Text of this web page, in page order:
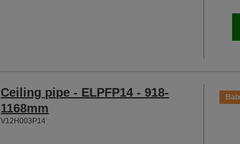
Ceiling pipe - ELPFP14 - 918-
1168mm
V12H003P14